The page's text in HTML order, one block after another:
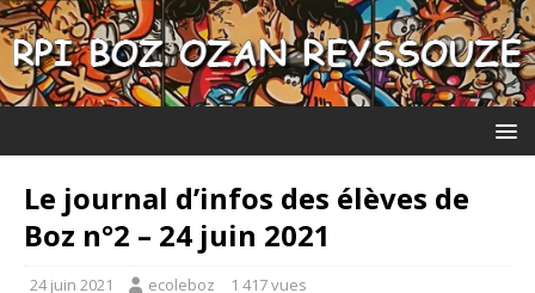
Le journal d’infos des élèves de
Boz n°2 – 24 juin 2021
24 juin 2021 ecoleboz 1 417 vues